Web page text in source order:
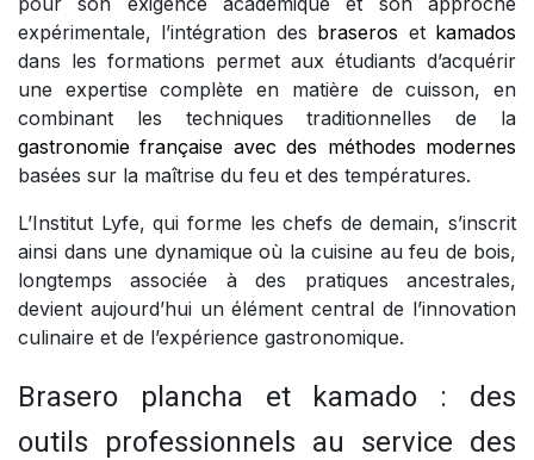
expérimentale, l’intégration des braseros et kamados
dans les formations permet aux étudiants d’acquérir
une expertise complète en matière de cuisson, en
combinant les techniques traditionnelles de la
gastronomie française avec des méthodes modernes
basées sur la maîtrise du feu et des températures.
L’Institut Lyfe, qui forme les chefs de demain, s’inscrit
ainsi dans une dynamique où la cuisine au feu de bois,
longtemps associée à des pratiques ancestrales,
devient aujourd’hui un élément central de l’innovation
culinaire et de l’expérience gastronomique.
Brasero plancha et kamado : des
outils professionnels au service des